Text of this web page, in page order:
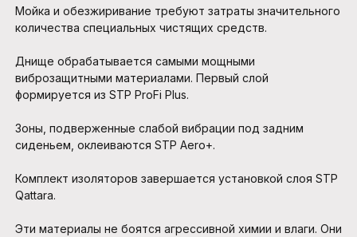
Мойка и обезжиривание требуют затраты значительного
количества специальных чистящих средств.
Днище обрабатывается самыми мощными
виброзащитными материалами. Первый слой
формируется из STP ProFi Plus.
Зоны, подверженные слабой вибрации под задним
сиденьем, оклеиваются STP Aero+.
Комплект изоляторов завершается установкой слоя STP
Qattara.
Эти материалы не боятся агрессивной химии и влаги. Они